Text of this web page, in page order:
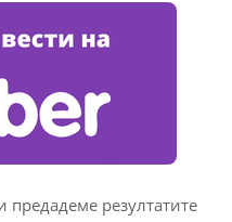
предадеме резултатите